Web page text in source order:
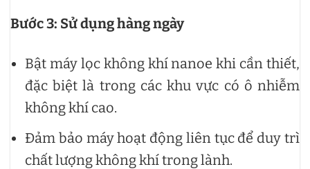
Bước 3: Sử dụng hàng ngày
Bật máy lọc không khí nanoe khi cần thiết,
đặc biệt là trong các khu vực có ô nhiễm
không khí cao.
Đảm bảo máy hoạt động liên tục để duy trì
chất lượng không khí trong lành.